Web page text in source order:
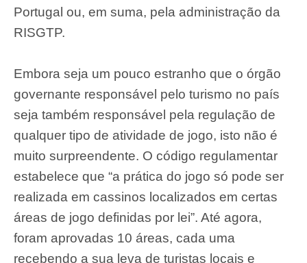
Portugal ou, em suma, pela administração da
RISGTP.
Embora seja um pouco estranho que o órgão
governante responsável pelo turismo no país
seja também responsável pela regulação de
qualquer tipo de atividade de jogo, isto não é
muito surpreendente. O código regulamentar
estabelece que “a prática do jogo só pode ser
realizada em cassinos localizados em certas
áreas de jogo definidas por lei”. Até agora,
foram aprovadas 10 áreas, cada uma
recebendo a sua leva de turistas locais e